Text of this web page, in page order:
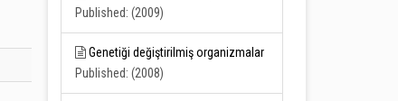
Published: (2009)
Genetiği değiştirilmiş organizmalar
Published: (2008)